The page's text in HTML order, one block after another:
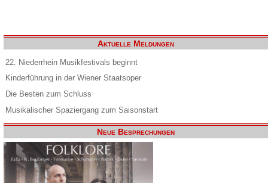
Aktuelle Meldungen
22. Niederrhein Musikfestivals beginnt
Kinderführung in der Wiener Staatsoper
Die Besten zum Schluss
Musikalischer Spaziergang zum Saisonstart
Neue Besprechungen